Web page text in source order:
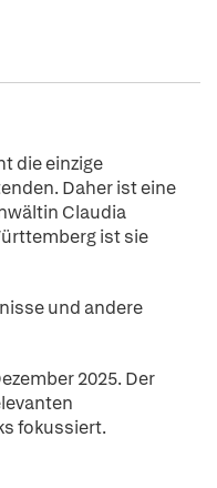
die einzige
Daher ist eine
Claudia
ist sie
und andere
2025. Der
fokussiert.